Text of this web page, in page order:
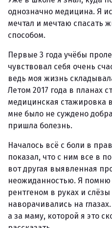
однозначно медицина. Я
мечтал и мечтаю спасать
способом.
Первые 3 года учёбы
чувствовал себя очень
ведь моя жизнь
Летом 2017 года в планах
медицинская стажировка
мне было не суждено
пришла болезнь.
Началось всё с боли в
показал, что с ним все в
вот другая выявленная
неожиданностью. Я помню
рентгеном в руках и
наворачивались на
а за маму, которой я это